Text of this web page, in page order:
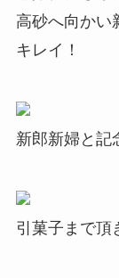
高砂へ向かい
キレイ！
新郎新婦と記
引菓子まで頂